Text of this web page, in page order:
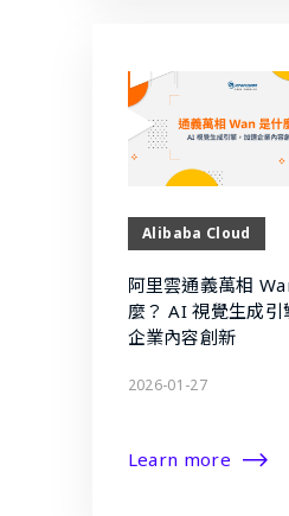
Alibaba Cloud
阿里雲通義萬相
麼？ AI 視覺生成引
企業內容創新
2026-01-27
Learn more